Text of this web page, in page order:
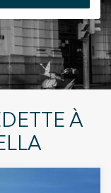
À
Toujours actif
Si vous